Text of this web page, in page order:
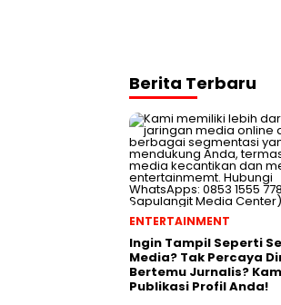
Berita Terbaru
ENTERTAINMENT
Ingin Tampil Seperti
Media? Tak Percaya
Bertemu Jurnalis?
Publikasi Profil Anda!